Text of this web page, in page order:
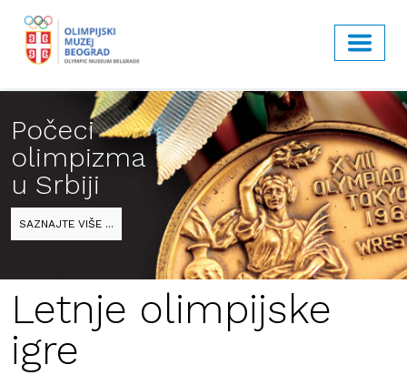
Počeci
olimpizma
u Srbiji
SAZNAJTE VIŠE ...
Letnje olimpijske
igre